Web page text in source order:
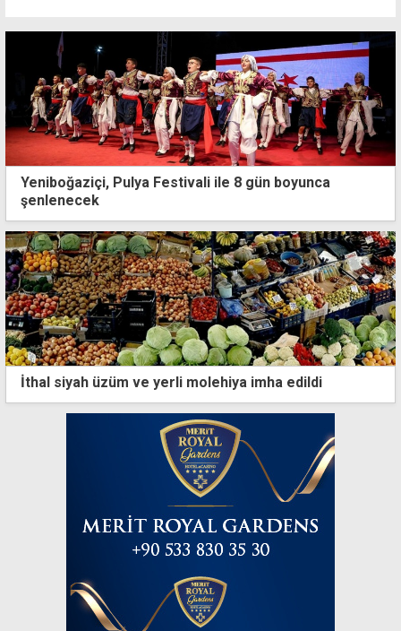
Yeniboğaziçi, Pulya Festivali ile 8 gün boyunca
şenlenecek
İthal siyah üzüm ve yerli molehiya imha edildi